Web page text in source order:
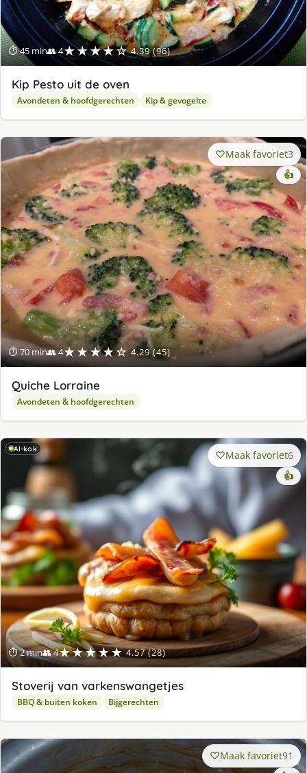
⏱ 45 min👥 4★★★★☆ 4.39 (96)
Kip Pesto uit de oven
Avondeten & hoofdgerechten Kip & gevogelte
⏱ 70 min👥 4★★★★☆ 4.29 (45)
Maak favoriet3
👍
Quiche Lorraine
Avondeten & hoofdgerechten
AI-kok
⏱ 2 min👥 4★★★★★ 4.57 (28)
Maak favoriet6
👍
Stoverij van varkenswangetjes
BBQ & buiten koken Bijgerechten
Maak favoriet91